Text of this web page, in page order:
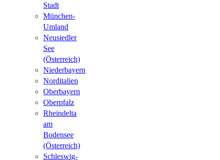
Stadt
München-
Umland
Neusiedler
See
(Österreich)
Niederbayern
Norditalien
Oberbayern
Oberpfalz
Rheindelta
am
Bodensee
(Österreich)
Schleswig-